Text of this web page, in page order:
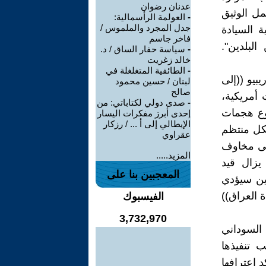
الوثيق
السيادة
البلدين".
22 تموز / يوليو 2025 . تطرق ريبيو ((إلى
هجمات
منتظم
مخاوف
قيد
سيؤدي
العراق))
السوداني
تنفيذها
إعترافها
عدنان رضوان
- العولمة الرأسمالية:
جدل المجرد والملموس /
فاخر جاسم
- سياسة حفار الساق / د.
خالد زغريت
- الطائفية المتغلغلة في
لبنان / حسين محمود
صالح
- صدى دولي لكتاباتي: من
إحدى أبرز مفكرات اليسار
الإيطالي إلى أ ... / رزكار
عقراوي
المزيد.....
المعجبين بنا على
الفيسبوك
3,732,970